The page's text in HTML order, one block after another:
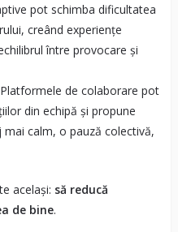
pot schimba dificultatea
creând experiențe
între provocare și
Platformele de colaborare pot
din echipă și propune
calm, o pauză colectivă,
același: să reducă
de bine.